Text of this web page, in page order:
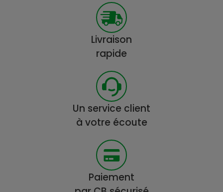
Livraison
rapide
Un service client
à votre écoute
Paiement